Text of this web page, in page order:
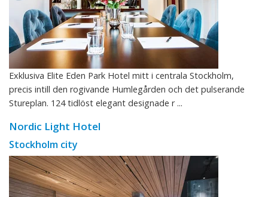
Exklusiva Elite Eden Park Hotel mitt i centrala Stockholm,
precis intill den rogivande Humlegården och det pulserande
Stureplan. 124 tidlöst elegant designade r ...
Nordic Light Hotel
Stockholm city